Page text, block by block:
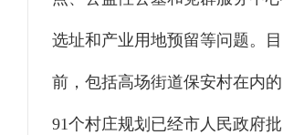
选址和产业用地预留等问题。目
前，包括高场街道保安村在内的
91个村庄规划已经市人民政府批